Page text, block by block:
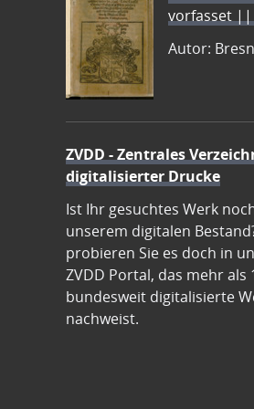
vorfasset ||
Autor:
ZVDD - Zentrales
digitalisierter Drucke
Ist Ihr gesuchtes Werk
unserem digitalen
probieren Sie es doch in
ZVDD Portal, das mehr als
bundesweit digitalisierte
nachweist.